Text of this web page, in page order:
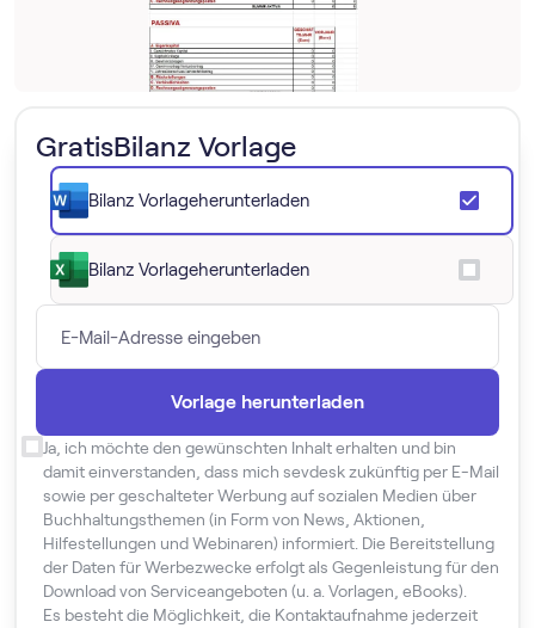
GratisBilanz Vorlage
Bilanz Vorlageherunterladen
Bilanz Vorlageherunterladen
Ja, ich möchte den gewünschten Inhalt erhalten und bin
damit einverstanden, dass mich sevdesk zukünftig per E-Mail
sowie per geschalteter Werbung auf sozialen Medien über
Buchhaltungsthemen (in Form von News, Aktionen,
Hilfestellungen und Webinaren) informiert. Die Bereitstellung
der Daten für Werbezwecke erfolgt als Gegenleistung für den
Download von Serviceangeboten (u. a. Vorlagen, eBooks).
Es besteht die Möglichkeit, die Kontaktaufnahme jederzeit